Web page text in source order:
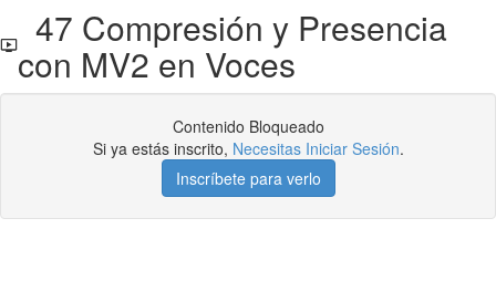
47 Compresión y Presencia
con MV2 en Voces
Contenido Bloqueado
Si ya estás inscrito, Necesitas Iniciar Sesión.
Inscríbete para verlo